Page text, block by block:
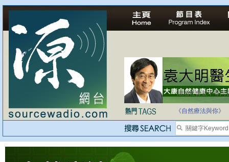
法治社會並不等同
自家教育合法化-
《自然療法與你》